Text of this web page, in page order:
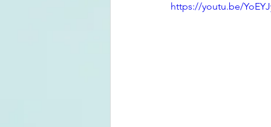
https://youtu.be/